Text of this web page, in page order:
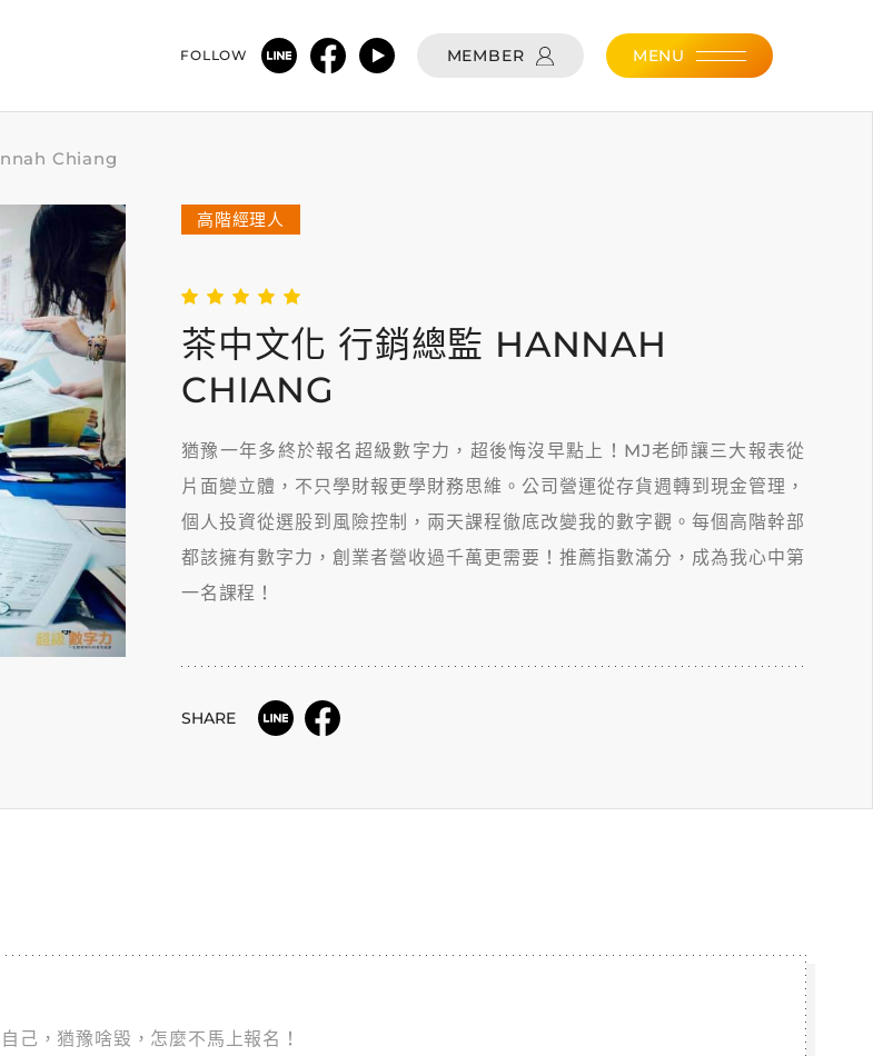
FOLLOW MEMBER MENU
Chiang
高階經理人
茶中文化 行銷總監 HANNAH
CHIANG
猶豫一年多終於報名超級數字力，超後悔沒早點上！MJ老師讓三大報表從
片面變立體，不只學財報更學財務思維。公司營運從存貨週轉到現金管理，
個人投資從選股到風險控制，兩天課程徹底改變我的數字觀。每個高階幹部
都該擁有數字力，創業者營收過千萬更需要！推薦指數滿分，成為我心中第
一名課程！
SHARE
己，猶豫啥毀，怎麼不馬上報名！